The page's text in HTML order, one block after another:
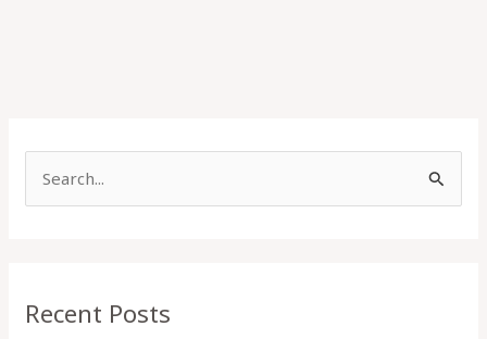
c
Recent Posts